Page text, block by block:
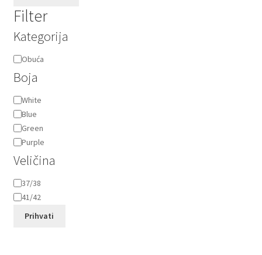
Filter
Kategorija
Kategorija
Obuća
Boja
BojaWhite
Blue
Green
Purple
Veličina
Veličina
37/38
41/42
Prihvati